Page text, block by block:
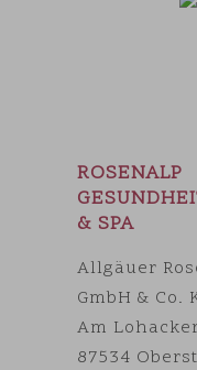
ROSENALP
& SPA
Allgäuer
GmbH & Co.
Am
87534